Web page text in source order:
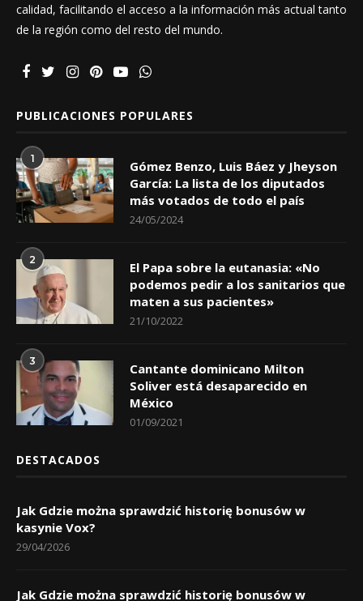
calidad, facilitando el acceso a la información más actual tanto
de la región como del resto del mundo.
PUBLICACIONES POPULARES
1
Gómez Benzo, Luis Báez y Jheyson
García: La lista de los diputados
más votados de todo el país
24/05/2024
2
El Papa sobre la eutanasia: «No
podemos pedir a los sanitarios que
maten a sus pacientes»
21/10/2022
3
Cantante dominicano Milton
Soliver está desaparecido en
México
01/09/2021
DESTACADOS
Jak Gdzie można sprawdzić historię bonusów w
kasynie Vox?
29/04/2026
Jak Gdzie można sprawdzić historię bonusów w